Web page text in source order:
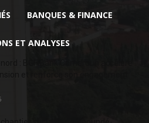
BANQUES & FINANCE
ET ANALYSES